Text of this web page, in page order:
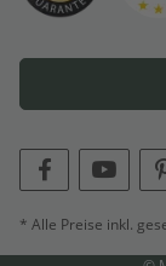
* Alle Preise inkl.